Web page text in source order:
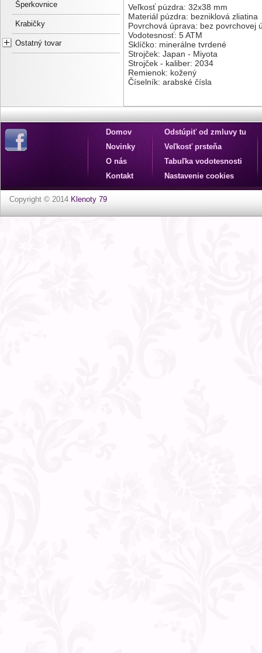
Šperkovnice
Krabičky
Ostatný tovar
Veľkosť púzdra: 32x38 mm
Materiál púzdra: bezniklová zliatina
Povrchová úprava: bez povrchovej
Vodotesnosť: 5 ATM
Sklíčko: minerálne tvrdené
Strojček: Japan - Miyota
Strojček - kaliber: 2034
Remienok: kožený
Číselník: arabské čísla
Domov
Novinky
O nás
Kontakt
Odstúpiť od zmluvy tu
Veľkosť prsteňa
Tabuľka vodotesnosti
Nastavenie cookies
Copyright © 2014 Klenoty 79